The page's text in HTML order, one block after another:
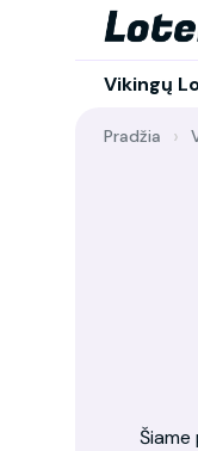
Vikingų
Pradžia